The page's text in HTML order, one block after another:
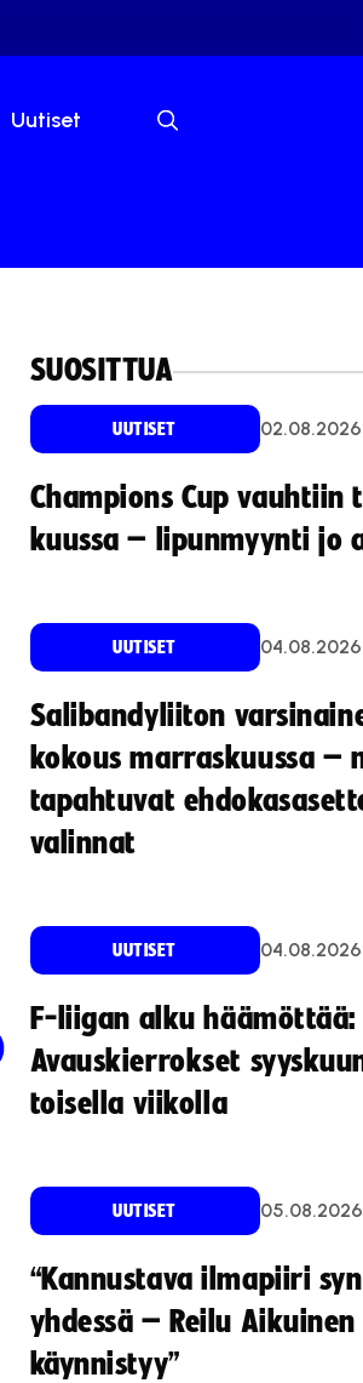
Uutiset
SUOSITTUA
UUTISET 02.08.2026
Champions Cup vauhtiin
kuussa – lipunmyynti jo
UUTISET 04.08.2026
Salibandyliiton
kokous marraskuussa –
tapahtuvat
valinnat
UUTISET 04.08.2026
F-liigan alku häämöttää:
Avauskierrokset
toisella viikolla
UUTISET 05.08.2026
“Kannustava ilmapiiri
yhdessä – Reilu
käynnistyy”